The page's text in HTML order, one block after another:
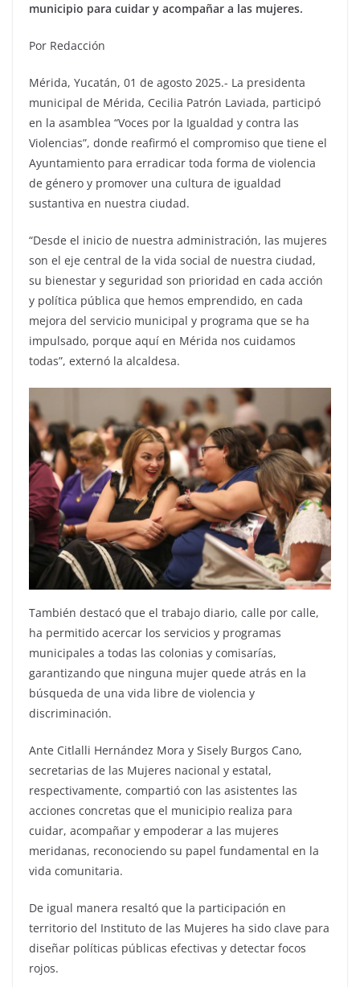
municipio para cuidar y acompañar a las mujeres.
Por Redacción
Mérida, Yucatán, 01 de agosto 2025.- La presidenta
municipal de Mérida, Cecilia Patrón Laviada, participó
en la asamblea “Voces por la Igualdad y contra las
Violencias”, donde reafirmó el compromiso que tiene el
Ayuntamiento para erradicar toda forma de violencia
de género y promover una cultura de igualdad
sustantiva en nuestra ciudad.
“Desde el inicio de nuestra administración, las mujeres
son el eje central de la vida social de nuestra ciudad,
su bienestar y seguridad son prioridad en cada acción
y política pública que hemos emprendido, en cada
mejora del servicio municipal y programa que se ha
impulsado, porque aquí en Mérida nos cuidamos
todas”, externó la alcaldesa.
También destacó que el trabajo diario, calle por calle,
ha permitido acercar los servicios y programas
municipales a todas las colonias y comisarías,
garantizando que ninguna mujer quede atrás en la
búsqueda de una vida libre de violencia y
discriminación.
Ante Citlalli Hernández Mora y Sisely Burgos Cano,
secretarias de las Mujeres nacional y estatal,
respectivamente, compartió con las asistentes las
acciones concretas que el municipio realiza para
cuidar, acompañar y empoderar a las mujeres
meridanas, reconociendo su papel fundamental en la
vida comunitaria.
De igual manera resaltó que la participación en
territorio del Instituto de las Mujeres ha sido clave para
diseñar políticas públicas efectivas y detectar focos
rojos.